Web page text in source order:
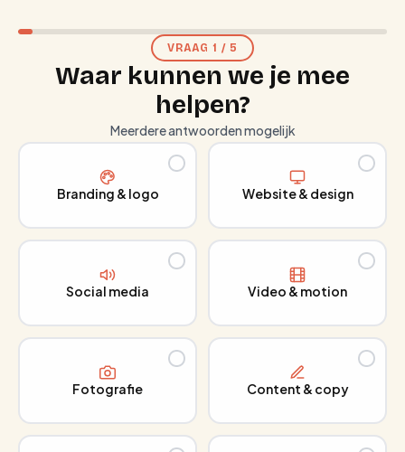
VRAAG 1 / 5
Waar kunnen we je mee
helpen?
Meerdere antwoorden mogelijk
Branding & logo Website & design
Social media Video & motion
Fotografie Content & copy